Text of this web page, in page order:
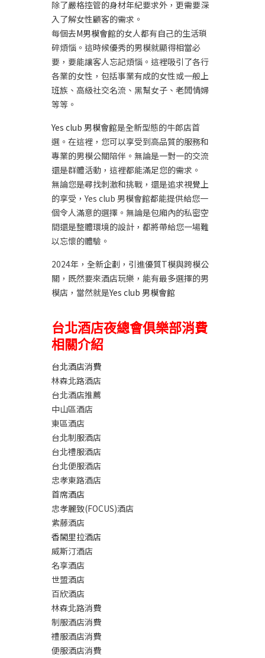
除了嚴格控管的身材年紀要求外，更需要深
入了解女性顧客的需求。
每個去M男模會館的女人都有自己的生活瑣
碎煩惱。這時候優秀的男模就顯得相當必
要，要能讓客人忘記煩惱。這裡吸引了各行
各業的女性，包括事業有成的女性或一般上
班族、高級社交名流、黑幫女子、老闆情婦
等等。
Yes club 男模會館是全新型態的牛郎店首
選。在這裡，您可以享受到高品質的服務和
專業的男模公關陪伴。無論是一對一的交流
還是群體活動，這裡都能滿足您的需求。
無論您是尋找刺激和挑戰，還是追求視覺上
的享受，Yes club 男模會館都能提供給您一
個令人滿意的選擇。無論是包廂內的私密空
間還是整體環境的設計，都將帶給您一場難
以忘懷的體驗。
2024年，全新企劃，引進優質T模與跨模公
關，既然要來酒店玩樂，能有最多選擇的男
模店，當然就是Yes club 男模會館
台北酒店夜總會俱樂部消費
相關介紹
台北酒店消費
林森北路酒店
台北酒店推薦
中山區酒店
東區酒店
台北制服酒店
台北禮服酒店
台北便服酒店
忠孝東路酒店
首席酒店
忠孝麗致(FOCUS)酒店
紫藤酒店
香閣里拉酒店
威斯汀酒店
名享酒店
世盟酒店
百欣酒店
林森北路消費
制服酒店消費
禮服酒店消費
便服酒店消費